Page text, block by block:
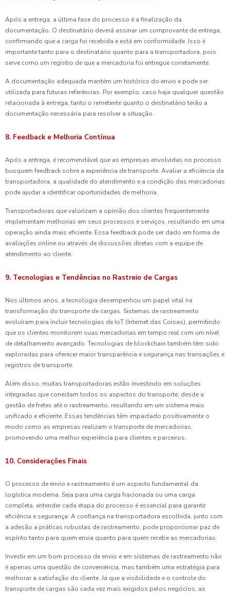
Após a entrega, a última fase do processo é a finalização da
documentação. O destinatário deverá assinar um comprovante de entrega,
confirmando que a carga foi recebida e está em conformidade. Isso é
importante tanto para o destinatário quanto para a transportadora, pois
serve como um registro de que a mercadoria foi entregue corretamente.
A documentação adequada mantém um histórico do envio e pode ser
utilizada para futuras referências. Por exemplo, caso haja qualquer questão
relacionada à entrega, tanto o remetente quanto o destinatário terão a
documentação necessária para resolver a situação.
8. Feedback e Melhoria Contínua
Após a entrega, é recomendável que as empresas envolvidas no processo
busquem feedback sobre a experiência de transporte. Avaliar a eficiência da
transportadora, a qualidade do atendimento e a condição das mercadorias
pode ajudar a identificar oportunidades de melhoria.
Transportadoras que valorizam a opinião dos clientes frequentemente
implementam melhorias em seus processos e serviços, resultando em uma
operação ainda mais eficiente. Essa feedback pode ser dado em forma de
avaliações online ou através de discussões diretas com a equipe de
atendimento ao cliente.
9. Tecnologias e Tendências no Rastreio de Cargas
Nos últimos anos, a tecnologia desempenhou um papel vital na
transformação do transporte de cargas. Sistemas de rastreamento
evoluíram para incluir tecnologias de IoT (Internet das Coisas), permitindo
que os clientes monitorem suas mercadorias em tempo real com um nível
de detalhamento avançado. Tecnologias de blockchain também têm sido
exploradas para oferecer maior transparência e segurança nas transações e
registros de transporte.
Além disso, muitas transportadoras estão investindo em soluções
integradas que conectam todos os aspectos do transporte, desde a
gestão de fretes até o rastreamento, resultando em um sistema mais
unificado e eficiente. Essas tendências têm impactado positivamente o
modo como as empresas realizam o transporte de mercadorias,
promovendo uma melhor experiência para clientes e parceiros.
10. Considerações Finais
O processo de envio e rastreamento é um aspecto fundamental da
logística moderna. Seja para uma carga fracionada ou uma carga
completa, entender cada etapa do processo é essencial para garantir
eficiência e segurança. A confiança na transportadora escolhida, junto com
a adesão a práticas robustas de rastreamento, pode proporcionar paz de
espírito tanto para quem envia quanto para quem recebe as mercadorias.
Investir em um bom processo de envio e em sistemas de rastreamento não
é apenas uma questão de conveniência, mas também uma estratégia para
melhorar a satisfação do cliente. Já que a visibilidade e o controle do
transporte de cargas são cada vez mais exigidos pelos negócios, as